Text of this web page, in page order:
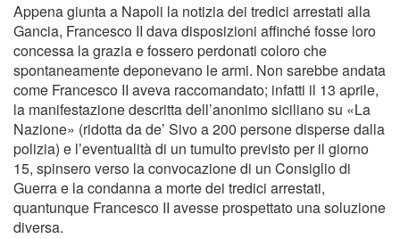
Appena giunta a Napoli la notizia dei tredici arrestati alla
Gancia, Francesco II dava disposizioni affinché fosse loro
concessa la grazia e fossero perdonati coloro che
spontaneamente deponevano le armi. Non sarebbe andata
come Francesco II aveva raccomandato; infatti il 13 aprile,
la manifestazione descritta dell’anonimo siciliano su «La
Nazione» (ridotta da de’ Sivo a 200 persone disperse dalla
polizia) e l’eventualità di un tumulto previsto per il giorno
15, spinsero verso la convocazione di un Consiglio di
Guerra e la condanna a morte dei tredici arrestati,
quantunque Francesco II avesse prospettato una soluzione
diversa.